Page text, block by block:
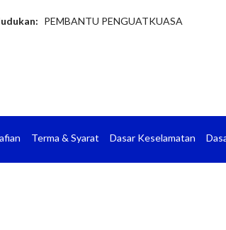
PEMBANTU PENGUATKUASA
Terma & Syarat Dasar Keselamatan